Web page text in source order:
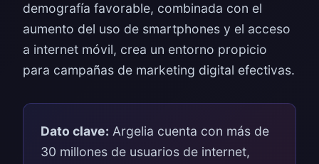
demografía favorable, combinada con el
aumento del uso de smartphones y el acceso
a internet móvil, crea un entorno propicio
para campañas de marketing digital efectivas.
Dato clave: Argelia cuenta con más de
30 millones de usuarios de internet,